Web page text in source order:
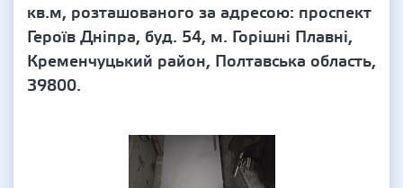
кв.м, розташованого за адресою: проспект
Героїв Дніпра, буд. 54, м. Горішні Плавні,
Кременчуцький район, Полтавська область,
39800.